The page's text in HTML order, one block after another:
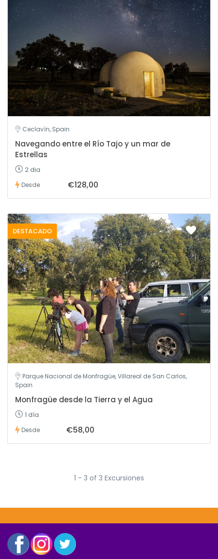
Ceclavín, Spain
Navegando entre el Río Tajo y un mar de
Estrellas
2 dia
Desde €128,00
DESTACADO
Parque Nacional de Monfragüe, Villareal de San Carlos,
Spain
Monfragüe desde la Tierra y el Agua
1 día
Desde €58,00
1 - 3 of 3 Excursiones